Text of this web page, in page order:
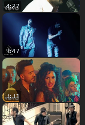
4:27
3:47
3:31